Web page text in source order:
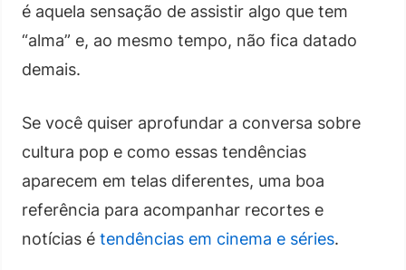
é aquela sensação de assistir algo que tem
“alma” e, ao mesmo tempo, não fica datado
demais.
Se você quiser aprofundar a conversa sobre
cultura pop e como essas tendências
aparecem em telas diferentes, uma boa
referência para acompanhar recortes e
notícias é tendências em cinema e séries.